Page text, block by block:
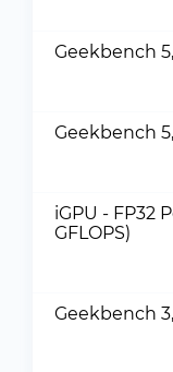
Geekbench
Geekbench
iGPU - FP32
GFLOPS)
Geekbench